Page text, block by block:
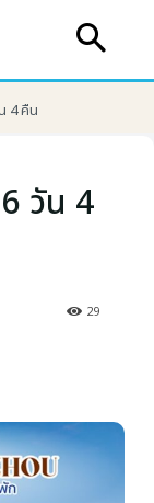
4 คืน
วัน 4
29